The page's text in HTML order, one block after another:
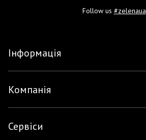
Follow us #zelenaua
Інформація
Компанія
Сервіси